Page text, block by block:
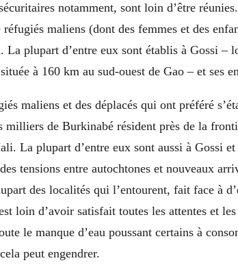
notamment, sont loin d’être
maliens (dont des femmes et des
La plupart d’entre eux sont établis à Gossi –
à 160 km au sud-ouest de Gao – et ses
maliens et des déplacés qui ont préféré
milliers de Burkinabé résident près de la
La plupart d’entre eux sont aussi à Gossi et
tensions entre autochtones et nouveaux
des localités qui l’entourent, fait face à
loin d’avoir satisfait toutes les attentes et
le manque d’eau poussant certains à
peut engendrer.